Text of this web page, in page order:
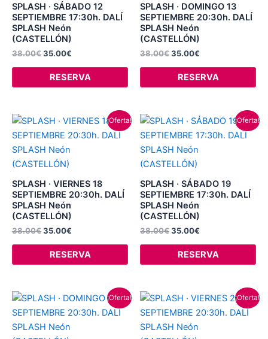
SPLASH · SÁBADO 12
SEPTIEMBRE 17:30h. DALÍ
SPLASH Neón
(CASTELLÓN)
38.00€35.00€
RESERVA
SPLASH · DOMINGO 13
SEPTIEMBRE 20:30h. DALÍ
SPLASH Neón
(CASTELLÓN)
38.00€35.00€
RESERVA
¡Oferta!
SPLASH · VIERNES 18
SEPTIEMBRE 20:30h. DALÍ
SPLASH Neón
(CASTELLÓN)
38.00€
El
original
era:
38.00€.
35.00€
El
actual
RESERVA
¡Oferta!
SPLASH · SÁBADO 19
SEPTIEMBRE 17:30h. DALÍ
SPLASH Neón
(CASTELLÓN)
38.00€
El
original
era:
38.00€.
35.00€
El
actual
RESERVA
¡Oferta!
El
original
era:
38.00€.
El
actual
¡Oferta!
El
original
era:
38.00€.
El
actual